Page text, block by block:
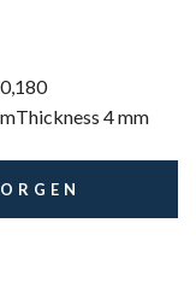
4 mm